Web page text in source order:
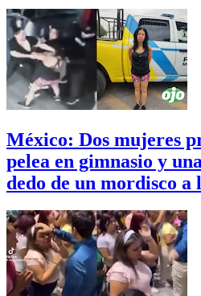
México: Dos mujeres
pelea en gimnasio y
dedo de un mordisco a